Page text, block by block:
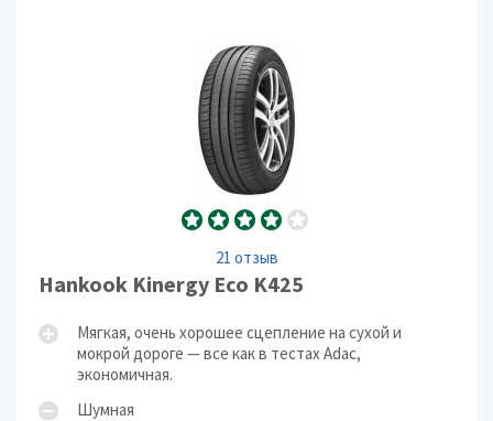
21 отзыв
Hankook Kinergy Eco K425
Мягкая, очень хорошее сцепление на сухой и
мокрой дороге — все как в тестах Adac,
экономичная.
Шумная